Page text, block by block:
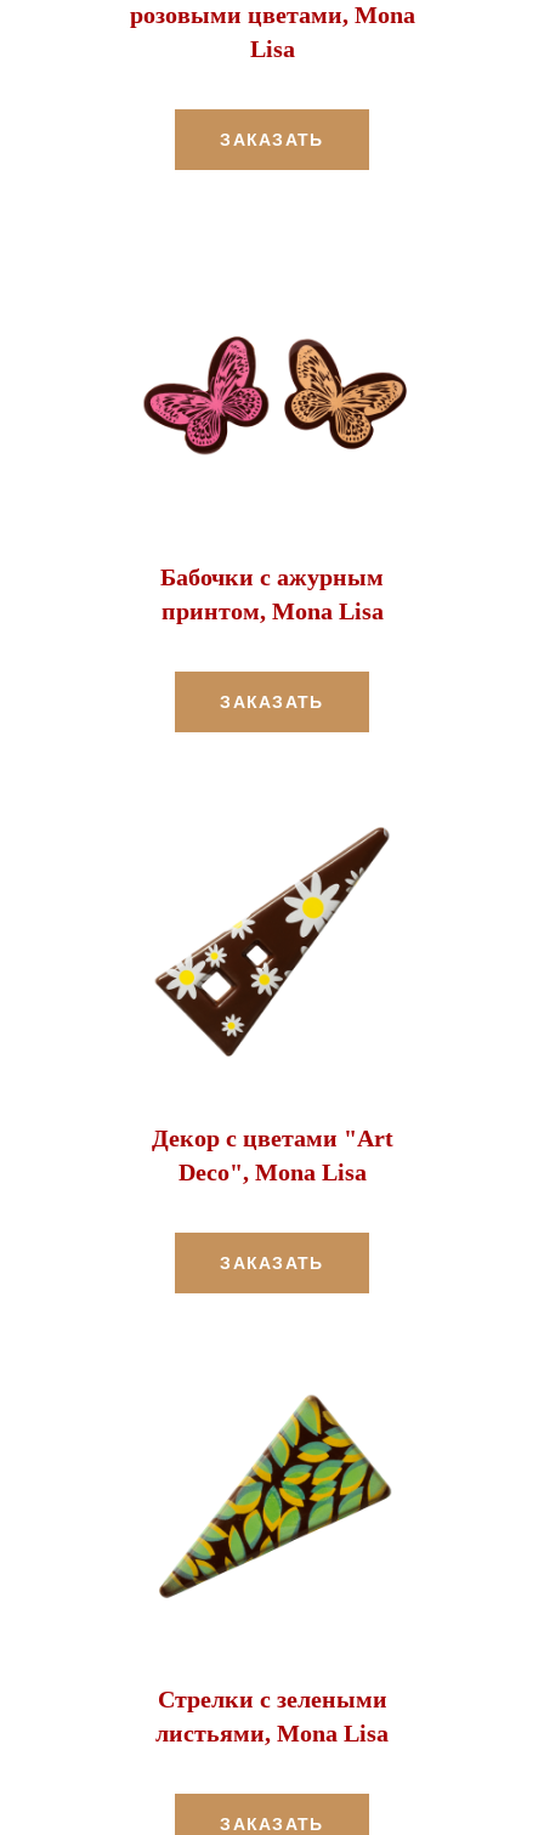
розовыми цветами, Mona
Lisa
ЗАКАЗАТЬ
Бабочки с ажурным
принтом, Mona Lisa
ЗАКАЗАТЬ
Декор с цветами "Art
Deco", Mona Lisa
ЗАКАЗАТЬ
Стрелки с зелеными
листьями, Mona Lisa
ЗАКАЗАТЬ